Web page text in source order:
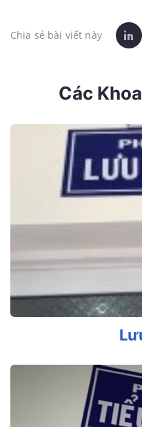
Chia sẻ bài viết này
Các